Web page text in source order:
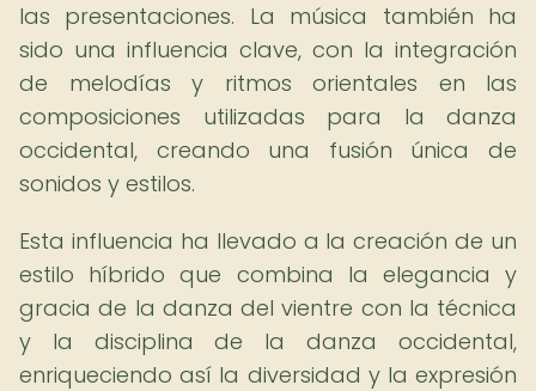
las presentaciones. La música también ha
sido una influencia clave, con la integración
de melodías y ritmos orientales en las
composiciones utilizadas para la danza
occidental, creando una fusión única de
sonidos y estilos.
Esta influencia ha llevado a la creación de un
estilo híbrido que combina la elegancia y
gracia de la danza del vientre con la técnica
y la disciplina de la danza occidental,
enriqueciendo así la diversidad y la expresión